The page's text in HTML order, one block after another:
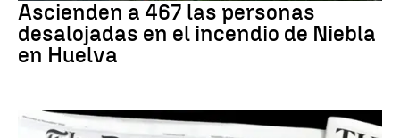
Ascienden a 467 las personas
desalojadas en el incendio de Niebla
en Huelva